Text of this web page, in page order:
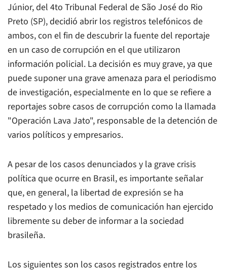
Júnior, del 4to Tribunal Federal de São José do Rio
Preto (SP), decidió abrir los registros telefónicos de
ambos, con el fin de descubrir la fuente del reportaje
en un caso de corrupción en el que utilizaron
información policial. La decisión es muy grave, ya que
puede suponer una grave amenaza para el periodismo
de investigación, especialmente en lo que se refiere a
reportajes sobre casos de corrupción como la llamada
"Operación Lava Jato", responsable de la detención de
varios políticos y empresarios.
A pesar de los casos denunciados y la grave crisis
política que ocurre en Brasil, es importante señalar
que, en general, la libertad de expresión se ha
respetado y los medios de comunicación han ejercido
libremente su deber de informar a la sociedad
brasileña.
Los siguientes son los casos registrados entre los